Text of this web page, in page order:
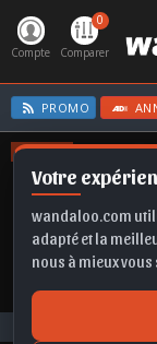
Votre
wandaloo.com
adapté et la
nous à mieux vous
Compte
0
Comparer
PROMO
OFFRES
FABIA
Voiture